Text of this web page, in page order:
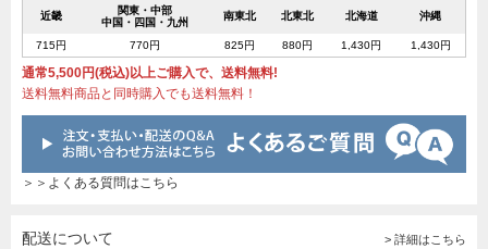
近畿
関東・中部
中国・四国・九州
南東北 北東北 北海道 沖縄
715円 770円 825円 880円 1,430円 1,430円
通常5,500円(税込)以上ご購入で、送料無料!
送料無料商品と同時購入でも送料無料！
＞＞よくある質問はこちら
配送について > 詳細はこちら